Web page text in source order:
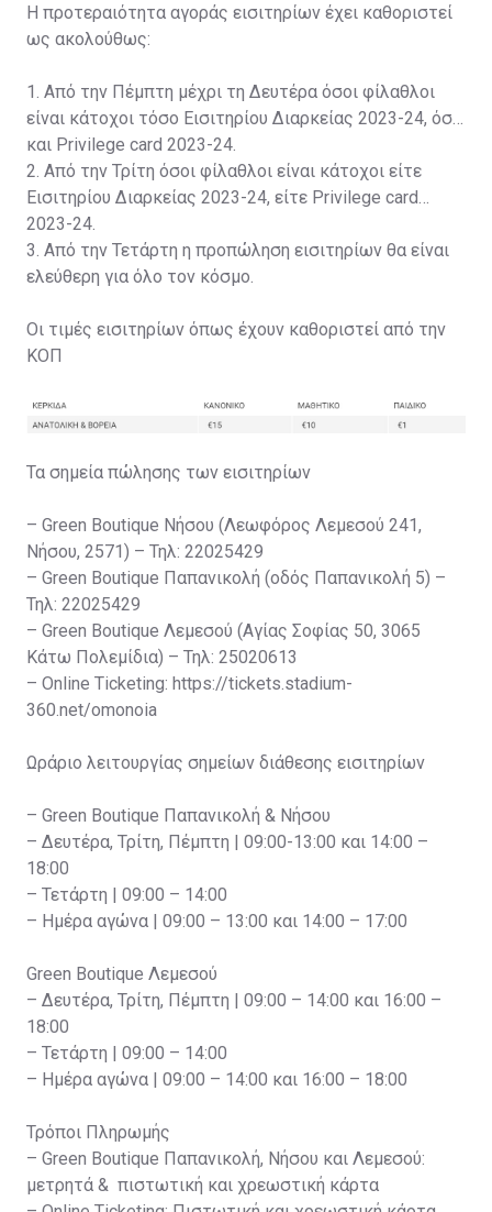
Η προτεραιότητα αγοράς εισιτηρίων έχει καθοριστεί
ως ακολούθως:
1. Από την Πέμπτη μέχρι τη Δευτέρα όσοι φίλαθλοι
είναι κάτοχοι τόσο Εισιτηρίου Διαρκείας 2023-24, όσο
και Privilege card 2023-24.
2. Από την Τρίτη όσοι φίλαθλοι είναι κάτοχοι είτε
Εισιτηρίου Διαρκείας 2023-24, είτε Privilege card
2023-24.
3. Από την Τετάρτη η προπώληση εισιτηρίων θα είναι
ελεύθερη για όλο τον κόσμο.
Οι τιμές εισιτηρίων όπως έχουν καθοριστεί από την
ΚΟΠ
Τα σημεία πώλησης των εισιτηρίων
– Green Boutique Νήσου (Λεωφόρος Λεμεσού 241,
Νήσου, 2571) – Τηλ: 22025429
– Green Boutique Παπανικολή (οδός Παπανικολή 5) –
Τηλ: 22025429
– Green Boutique Λεμεσού (Αγίας Σοφίας 50, 3065
Κάτω Πολεμίδια) – Τηλ: 25020613
– Online Ticketing: https://tickets.stadium-
360.net/omonoia
Ωράριο λειτουργίας σημείων διάθεσης εισιτηρίων
– Green Boutique Παπανικολή & Νήσου
– Δευτέρα, Τρίτη, Πέμπτη | 09:00-13:00 και 14:00 –
18:00
– Τετάρτη | 09:00 – 14:00
– Ημέρα αγώνα | 09:00 – 13:00 και 14:00 – 17:00
Green Boutique Λεμεσού
– Δευτέρα, Τρίτη, Πέμπτη | 09:00 – 14:00 και 16:00 –
18:00
– Τετάρτη | 09:00 – 14:00
– Ημέρα αγώνα | 09:00 – 14:00 και 16:00 – 18:00
Τρόποι Πληρωμής
– Green Boutique Παπανικολή, Νήσου και Λεμεσού:
μετρητά & πιστωτική και χρεωστική κάρτα